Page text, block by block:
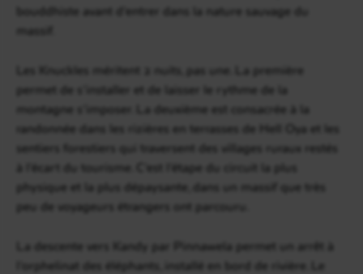
bouddhiste avant d’entrer dans la nature sauvage du
massif.
Les Knuckles méritent 2 nuits, pas une. La première
permet de s’installer et de laisser le rythme de la
montagne s’imposer. La deuxième est consacrée à la
randonnée dans les rizières en terrasses de Hell Oya et les
sentiers forestiers qui traversent des villages ruraux restés
à l’écart du tourisme. C’est l’étape du circuit la plus
physique et la plus dépaysante, dans un massif que très
peu de voyageurs étrangers ont parcouru.
La descente vers Kandy par Pinnawela permet un arrêt à
l’orphelinat des éléphants, installé en bord de rivière. Le